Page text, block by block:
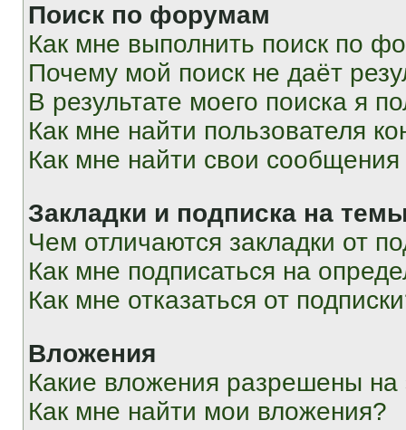
Поиск по форумам
Как мне выполнить поиск по
Почему мой поиск не даёт
В результате моего поиска я
Как мне найти пользователя
Как мне найти свои
Закладки и подписка на
Чем отличаются закладки от
Как мне подписаться на
Как мне отказаться от
Вложения
Какие вложения разрешены
Как мне найти мои вложения?